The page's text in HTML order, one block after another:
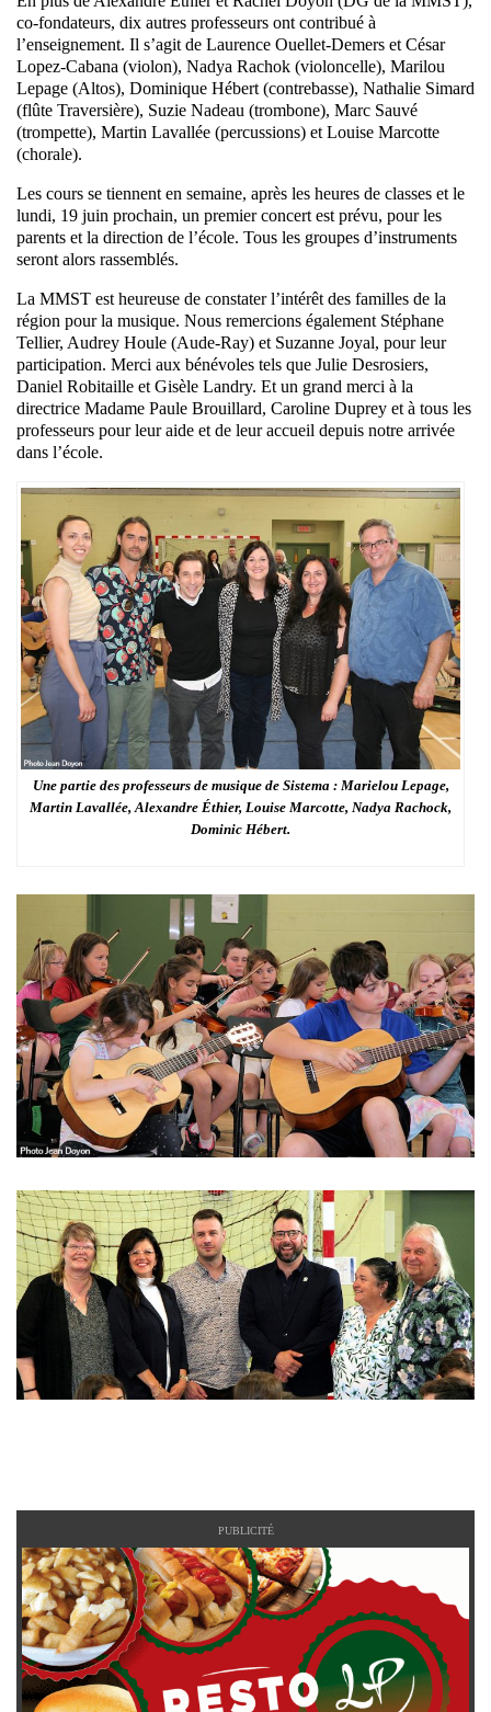
co-fondateurs, dix autres professeurs ont contribué à
l’enseignement. Il s’agit de Laurence Ouellet-Demers et César
Lopez-Cabana (violon), Nadya Rachok (violoncelle), Marilou
Lepage (Altos), Dominique Hébert (contrebasse), Nathalie Simard
(flûte Traversière), Suzie Nadeau (trombone), Marc Sauvé
(trompette), Martin Lavallée (percussions) et Louise Marcotte
(chorale).
Les cours se tiennent en semaine, après les heures de classes et le
lundi, 19 juin prochain, un premier concert est prévu, pour les
parents et la direction de l’école. Tous les groupes d’instruments
seront alors rassemblés.
La MMST est heureuse de constater l’intérêt des familles de la
région pour la musique. Nous remercions également Stéphane
Tellier, Audrey Houle (Aude-Ray) et Suzanne Joyal, pour leur
participation. Merci aux bénévoles tels que Julie Desrosiers,
Daniel Robitaille et Gisèle Landry. Et un grand merci à la
directrice Madame Paule Brouillard, Caroline Duprey et à tous les
professeurs pour leur aide et de leur accueil depuis notre arrivée
dans l’école.
Une partie des professeurs de musique de Sistema : Marielou Lepage,
Martin Lavallée, Alexandre Éthier, Louise Marcotte, Nadya Rachock,
Dominic Hébert.
PUBLICITÉ